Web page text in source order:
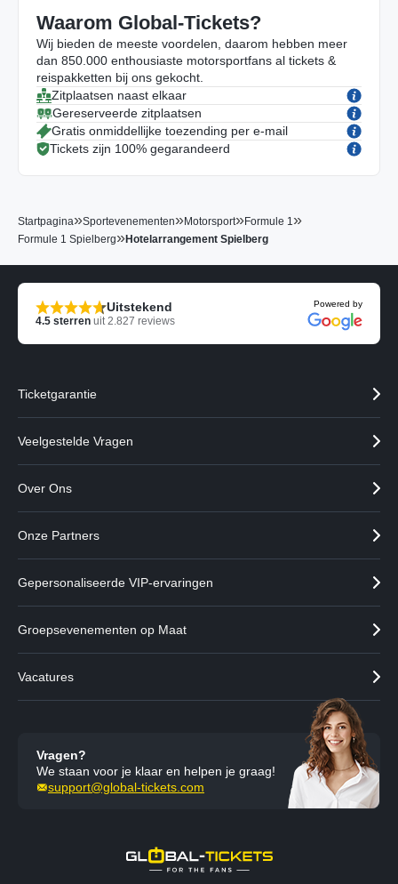
Waarom Global-Tickets?
Wij bieden de meeste voordelen, daarom hebben meer
dan 850.000 enthousiaste motorsportfans al tickets &
reispakketten bij ons gekocht.
Zitplaatsen naast elkaar
Gereserveerde zitplaatsen
Gratis onmiddellijke toezending per e-mail
Tickets zijn 100% gegarandeerd
Startpagina»Sportevenementen»Motorsport»Formule 1»
Formule 1 Spielberg»Hotelarrangement Spielberg
Uitstekend
4.5 sterren uit2.827 reviews
Powered by
Ticketgarantie
Veelgestelde Vragen
Over Ons
Onze Partners
Gepersonaliseerde VIP-ervaringen
Groepsevenementen op Maat
Vacatures
Vragen?
We staan voor je klaar en helpen je graag!
support@global-tickets.com